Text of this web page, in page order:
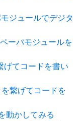
ジュールでデジタ
ーパモジュールを
げてコードを書い
繋げてコードを
動かしてみる